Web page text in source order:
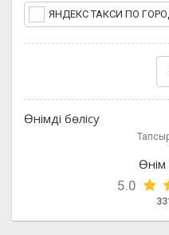
ЯНДЕКС ТАКСИ ПО
Өнімді бөлісу
Өнім
5.0